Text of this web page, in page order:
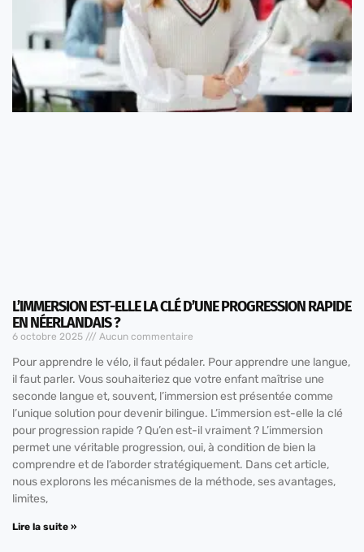
L’IMMERSION EST-ELLE LA CLÉ D’UNE PROGRESSION RAPIDE
EN NÉERLANDAIS ?
6 octobre 2025 Aucun commentaire
Pour apprendre le vélo, il faut pédaler. Pour apprendre une langue,
il faut parler. Vous souhaiteriez que votre enfant maîtrise une
seconde langue et, souvent, l’immersion est présentée comme
l’unique solution pour devenir bilingue. L’immersion est-elle la clé
pour progression rapide ? Qu’en est-il vraiment ? L’immersion
permet une véritable progression, oui, à condition de bien la
comprendre et de l’aborder stratégiquement. Dans cet article,
nous explorons les mécanismes de la méthode, ses avantages,
limites,
Lire la suite »